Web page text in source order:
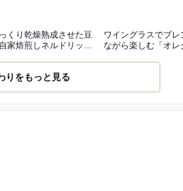
くり乾燥熟成させた豆
家焙煎しネルドリップ
ワイングラスでブレ
ながら楽しむ「オレ
りをもっと見る